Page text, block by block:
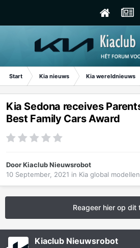
Start Kia nieuws Kia wereldnieuws
Kia Sedona receives
Best Family Cars Award
DoorKiaclub Nieuwsrobot
10 September, 2021 in Kia global modellen
Reageer hier op dit
Kiaclub Nieuwsrobot